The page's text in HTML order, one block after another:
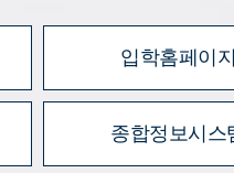
입학홈페이
종합정보시스